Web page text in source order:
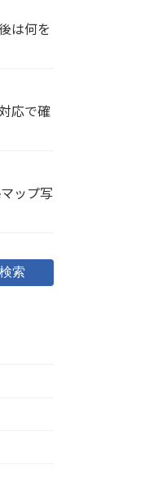
は何を
応で確
ップ写
検索